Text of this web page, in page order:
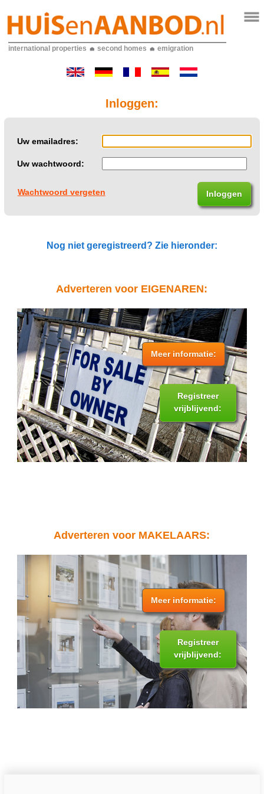
international properties second homes emigration
Inloggen:
Uw emailadres:
Uw wachtwoord:
Wachtwoord vergeten
Nog niet geregistreerd? Zie hieronder:
Adverteren voor EIGENAREN:
Meer informatie:
Registreer
vrijblijvend:
Adverteren voor MAKELAARS:
Meer informatie:
Registreer
vrijblijvend: